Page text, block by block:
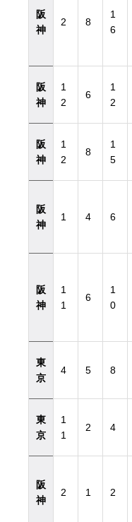
阪
神
2 8
1
6
阪
神
1
2
6
1
2
阪
神
1
2
8
1
5
阪
神
1 4 6
阪
神
1
1
6
1
0
東
京
4 5 8
東
京
1
1
2 4
阪
神
2 1 2